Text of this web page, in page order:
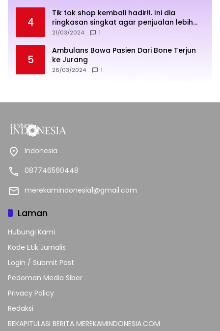
4
Tik tok shop kembali hadir!!. Ini dia
ringkasan singkat agar penjualan lebih
sukses
21/03/2024 1
5
Ambulans Bawa Pasien Dari Bone Terjun
ke Jurang
26/03/2024 1
Indonesia
087746560448
merekamindonesia1@gmail.com
Laman
Hubungi Kami
Kode Etik Jurnalis
Login / Submit Post
Pedoman Media Siber
Privacy Policy
Redaksi
REKAPITULASI BERITA MEREKAMINDONESIA.COM